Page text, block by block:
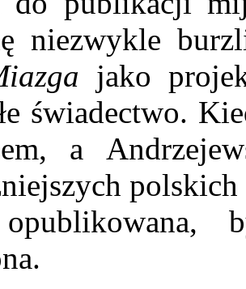
niezwykle
jako
świadectwo.
a
opublikowana,